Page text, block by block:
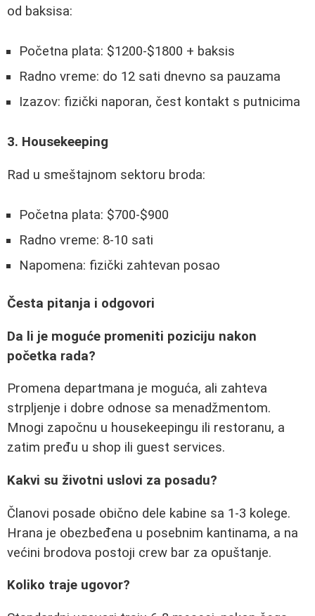
od baksisa:
Početna plata: $1200-$1800 + baksis
Radno vreme: do 12 sati dnevno sa pauzama
Izazov: fizički naporan, čest kontakt s putnicima
3. Housekeeping
Rad u smeštajnom sektoru broda:
Početna plata: $700-$900
Radno vreme: 8-10 sati
Napomena: fizički zahtevan posao
Česta pitanja i odgovori
Da li je moguće promeniti poziciju nakon
početka rada?
Promena departmana je moguća, ali zahteva
strpljenje i dobre odnose sa menadžmentom.
Mnogi započnu u housekeepingu ili restoranu, a
zatim pređu u shop ili guest services.
Kakvi su životni uslovi za posadu?
Članovi posade obično dele kabine sa 1-3 kolege.
Hrana je obezbeđena u posebnim kantinama, a na
većini brodova postoji crew bar za opuštanje.
Koliko traje ugovor?